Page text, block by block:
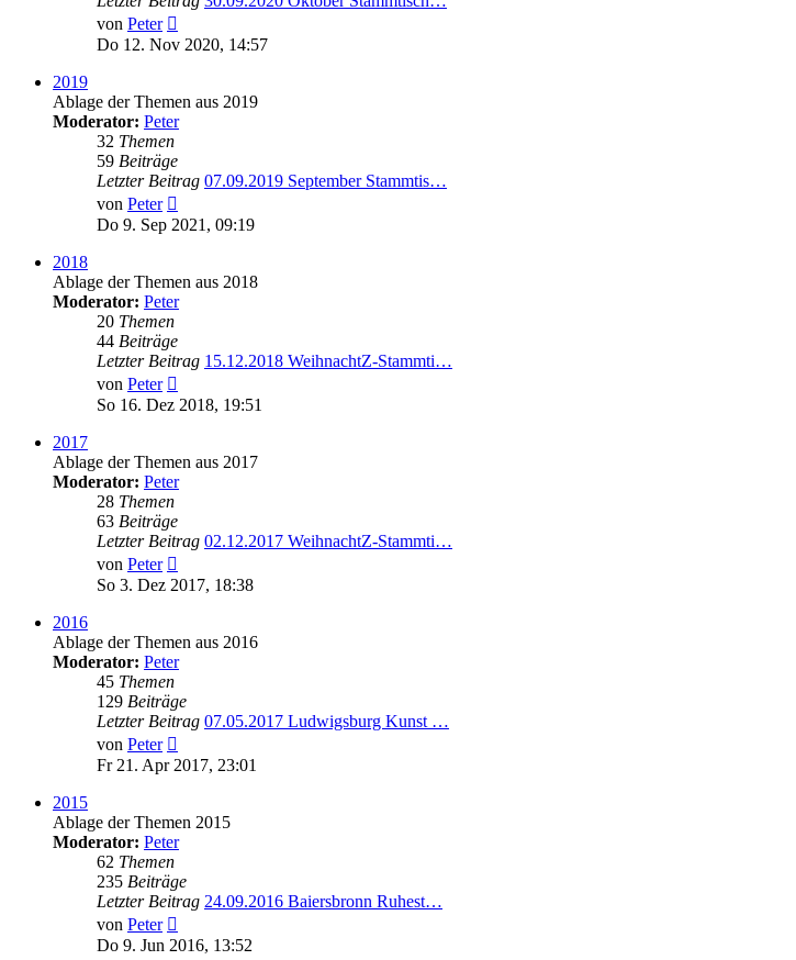
von Peter
Beitrag
Do 12. Nov 2020, 14:57
2019
Ablage der Themen aus 2019
Moderator: Peter
32 Themen
59 Beiträge
Letzter Beitrag 07.09.2019 September Stammtis…
von Peter
Beitrag
Do 9. Sep 2021, 09:19
2018
Ablage der Themen aus 2018
Moderator: Peter
20 Themen
44 Beiträge
Letzter Beitrag 15.12.2018 WeihnachtZ-Stammti…
von Peter
Beitrag
So 16. Dez 2018, 19:51
2017
Ablage der Themen aus 2017
Moderator: Peter
28 Themen
63 Beiträge
Letzter Beitrag 02.12.2017 WeihnachtZ-Stammti…
von Peter
Beitrag
So 3. Dez 2017, 18:38
2016
Ablage der Themen aus 2016
Moderator: Peter
45 Themen
129 Beiträge
Letzter Beitrag 07.05.2017 Ludwigsburg Kunst …
von Peter
Beitrag
Fr 21. Apr 2017, 23:01
2015
Ablage der Themen 2015
Moderator: Peter
62 Themen
235 Beiträge
Letzter Beitrag 24.09.2016 Baiersbronn Ruhest…
von Peter
Beitrag
Do 9. Jun 2016, 13:52